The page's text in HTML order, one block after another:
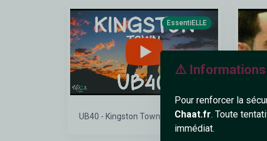
⚠️ Informations
Pour renforcer la
Chaat.fr. Toute
immédiat.
EssentiELLE
UB40 - Kingston Town (Lyrics)